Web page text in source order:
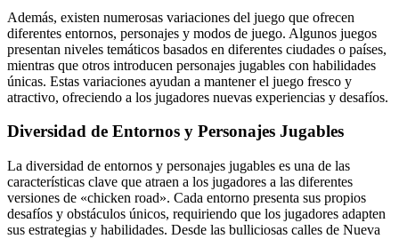
Además, existen numerosas variaciones del juego que ofrecen
diferentes entornos, personajes y modos de juego. Algunos juegos
presentan niveles temáticos basados en diferentes ciudades o países,
mientras que otros introducen personajes jugables con habilidades
únicas. Estas variaciones ayudan a mantener el juego fresco y
atractivo, ofreciendo a los jugadores nuevas experiencias y desafíos.
Diversidad de Entornos y Personajes Jugables
La diversidad de entornos y personajes jugables es una de las
características clave que atraen a los jugadores a las diferentes
versiones de «chicken road». Cada entorno presenta sus propios
desafíos y obstáculos únicos, requiriendo que los jugadores adapten
sus estrategias y habilidades. Desde las bulliciosas calles de Nueva